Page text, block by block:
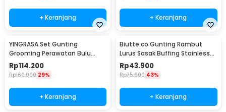
+ Keranjang + Keranjang
YINGRASA Set Gunting
Grooming Perawatan Bulu
Anjing 5in1 - 6CR
Rp114.200
Rp160.000 29%
+ Keranjang
Biutte.co Gunting Rambut
Lurus Sasak Buffing Stainless
Steel 4Cr13 - N2
Rp43.900
Rp75.900 43%
+ Keranjang